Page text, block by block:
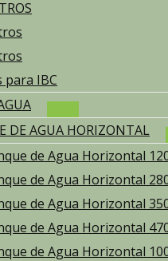
para IBC
DE AGUA HORIZONTAL
de Agua Horizontal
de Agua Horizontal
de Agua Horizontal
de Agua Horizontal
de Agua Horizontal